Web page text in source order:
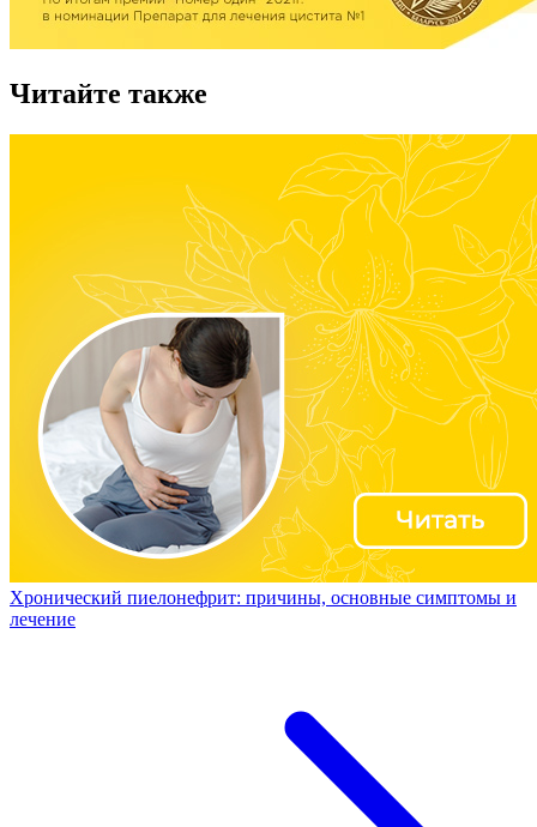
Читайте также
Хронический пиелонефрит: причины, основные симптомы и
лечение